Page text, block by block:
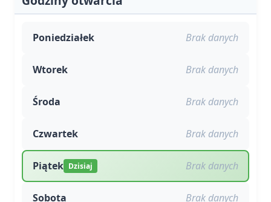
Poniedziałek Brak danych
Wtorek Brak danych
Środa Brak danych
Czwartek Brak danych
Piątek Dzisiaj Brak danych
Sobota Brak danych